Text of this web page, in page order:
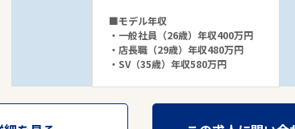
■モデル年収
・一般社員（26歳）年収400万円
・店長職（29歳）年収480万円
・SV（35歳）年収580万円